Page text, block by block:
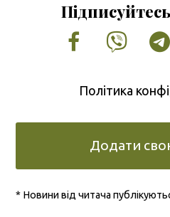
Facebook
Політика
Додати
* Новини від читача